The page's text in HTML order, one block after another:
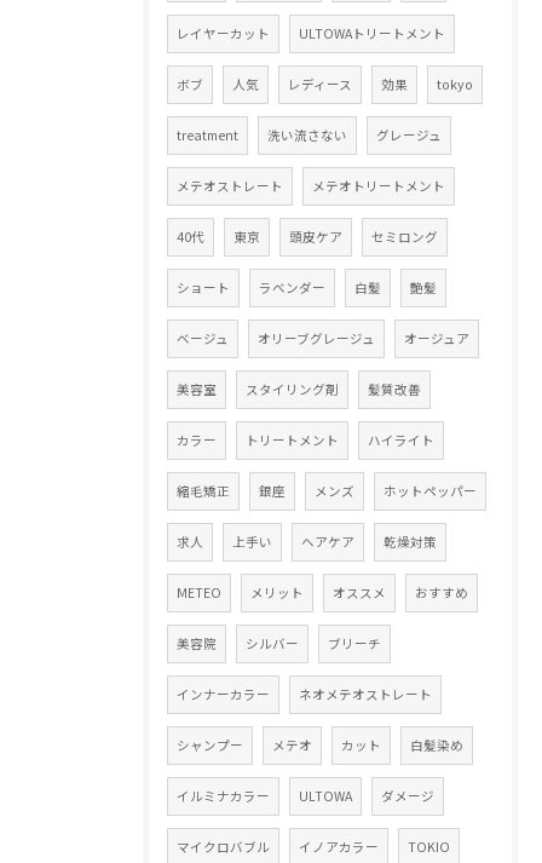
レイヤーカット ULTOWAトリートメント
ボブ 人気 レディース 効果 tokyo
treatment 洗い流さない グレージュ
メテオストレート メテオトリートメント
40代 東京 頭皮ケア セミロング
ショート ラベンダー 白髪 艶髪
ベージュ オリーブグレージュ オージュア
美容室 スタイリング剤 髪質改善
カラー トリートメント ハイライト
縮毛矯正 銀座 メンズ ホットペッパー
求人 上手い ヘアケア 乾燥対策
METEO メリット オススメ おすすめ
美容院 シルバー ブリーチ
インナーカラー ネオメテオストレート
シャンプー メテオ カット 白髪染め
イルミナカラー ULTOWA ダメージ
マイクロバブル イノアカラー TOKIO